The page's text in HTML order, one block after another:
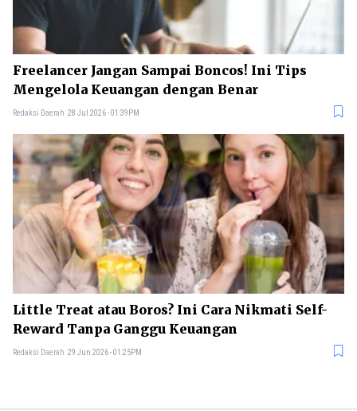
Freelancer Jangan Sampai Boncos! Ini Tips
Mengelola Keuangan dengan Benar
Redaksi Daerah 28 Jul 2026 - 01:39PM
Little Treat atau Boros? Ini Cara Nikmati Self-
Reward Tanpa Ganggu Keuangan
Redaksi Daerah 29 Jun 2026 - 01:25PM